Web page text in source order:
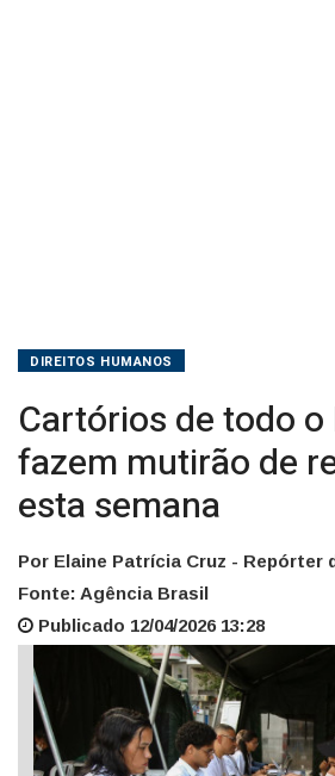
DIREITOS HUMANOS
Cartórios de todo o
fazem mutirão de
esta semana
Por Elaine Patrícia Cruz - Repórter
Fonte: Agência Brasil
Publicado 12/04/2026 13:28